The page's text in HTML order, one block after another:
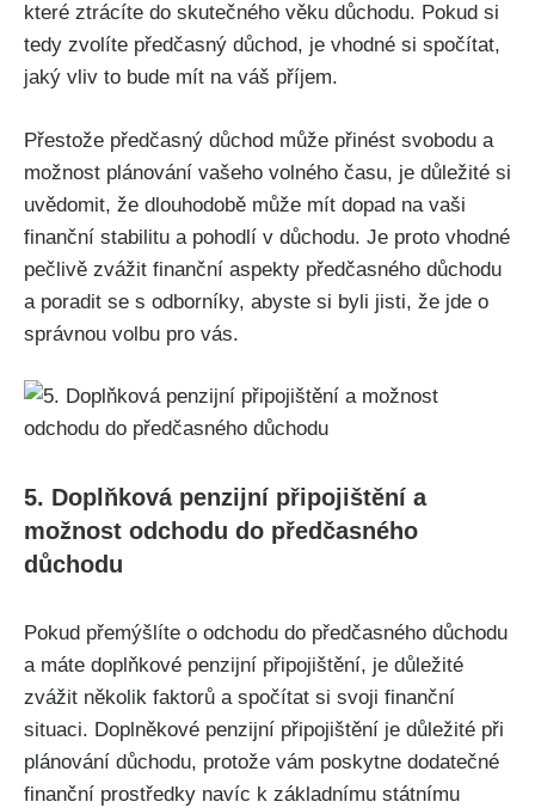
které ztrácíte do skutečného věku důchodu. Pokud si
tedy zvolíte předčasný důchod, je vhodné si spočítat,
jaký vliv to bude mít na váš příjem.
Přestože předčasný důchod může přinést svobodu a
možnost plánování vašeho volného času, je důležité si
uvědomit, že dlouhodobě může mít dopad na vaši
finanční stabilitu a pohodlí v důchodu. Je proto vhodné
pečlivě zvážit finanční aspekty předčasného důchodu
a poradit se s odborníky, abyste si byli jisti, že jde o
správnou volbu pro vás.
5. Doplňková penzijní připojištění a
možnost odchodu do předčasného
důchodu
Pokud přemýšlíte o odchodu do předčasného důchodu
a máte doplňkové penzijní připojištění, je důležité
zvážit několik faktorů a spočítat si svoji finanční
situaci. Doplněkové penzijní připojištění je důležité při
plánování důchodu, protože vám poskytne dodatečné
finanční prostředky navíc k základnímu státnímu